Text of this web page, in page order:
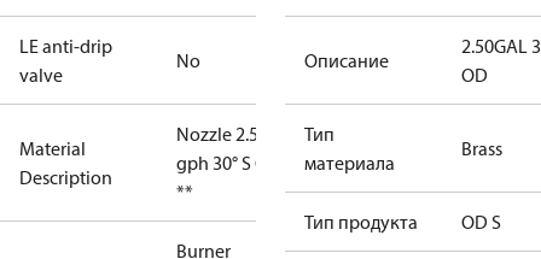
LE anti-drip
valve
No
Material
Description
Nozzle 2.50
gph 30° S OD
**
Burner
Описание
2.50GAL
OD
Тип
материала
Brass
Тип продукта OD S